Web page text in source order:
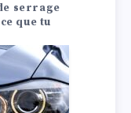
serrage
que tu